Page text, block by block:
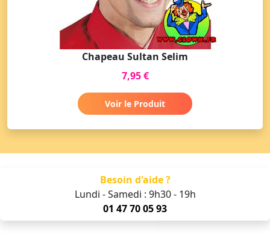
Chapeau Sultan Selim
7,95 €
Voir le Produit
Besoin d'aide ?
Lundi - Samedi : 9h30 - 19h
01 47 70 05 93